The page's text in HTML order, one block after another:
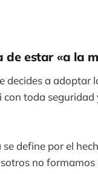
de estar «a la
decides a adoptar
con toda seguridad
define por el
no formamos